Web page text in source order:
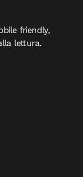
friendly,
lettura.